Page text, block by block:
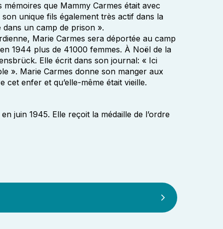
que Mammy Carmes était avec
unique fils également très actif dans la
dans un camp de prison ».
Marie Carmes sera déportée au camp
1944 plus de 41000 femmes. À Noël de la
Elle écrit dans son journal: « Ici
». Marie Carmes donne son manger aux
enfer et qu’elle-même était vieille.
juin 1945. Elle reçoit la médaille de l’ordre